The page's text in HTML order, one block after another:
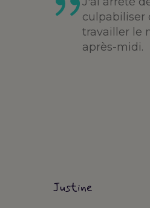
culpabiliser
travailler le
après-midi.
Justine